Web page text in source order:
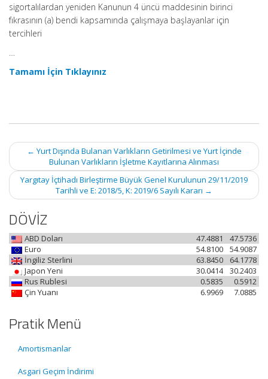
sigortalılardan yeniden Kanunun 4 üncü maddesinin birinci
fıkrasının (a) bendi kapsamında çalışmaya başlayanlar için
tercihleri
…
Tamamı İçin Tıklayınız
Post
navigation
← Yurt Dışında Bulanan Varlıkların Getirilmesi ve Yurt İçinde
Bulunan Varlıkların İşletme Kayıtlarına Alınması
Yargıtay İçtihadı Birleştirme Büyük Genel Kurulunun 29/11/2019
Tarihli ve E: 2018/5, K: 2019/6 Sayılı Kararı →
DÖVİZ
ABD Doları 47.5736
47.4881
Euro
54.9087
54.8100
İngiliz Sterlini
64.1778
63.8450
Japon Yeni
30.2403
30.0414
Rus Rublesi
0.5912
0.5835
Çin Yuanı
7.0885
6.9969
Pratik Menü
Amortismanlar
Asgari Geçim İndirimi